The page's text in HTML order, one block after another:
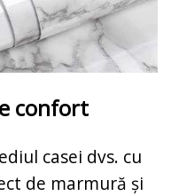
confort
casei dvs. cu
de marmură și